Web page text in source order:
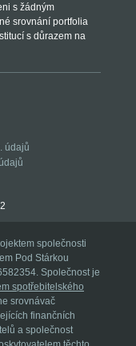
s žádným
srovnání portfolia
s důrazem na
údajů
společnosti
Pod Stárkou
Společnost je
spotřebitelského
srovnávač
finančních
a společnost